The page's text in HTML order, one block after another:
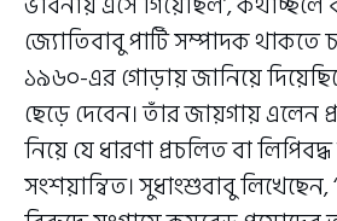
জ্যোতিবাবু পার্টি সম্পাদক থাকতে
১৯৬০-এর গোড়ায় জানিয়ে
ছেড়ে দেবেন। তাঁর জায়গায় এলেন
নিয়ে যে ধারণা প্রচলিত বা
সংশয়ান্বিত। সুধাংশুবাবু